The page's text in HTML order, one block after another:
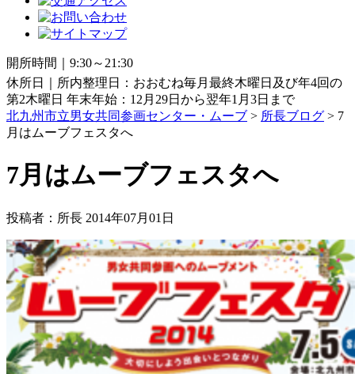
開所時間｜9:30～21:30
休所日｜所内整理日：おおむね毎月最終木曜日及び年4回の
第2木曜日 年末年始：12月29日から翌年1月3日まで
北九州市立男女共同参画センター・ムーブ > 所長ブログ > 7
月はムーブフェスタへ
7月はムーブフェスタへ
投稿者：所長 2014年07月01日